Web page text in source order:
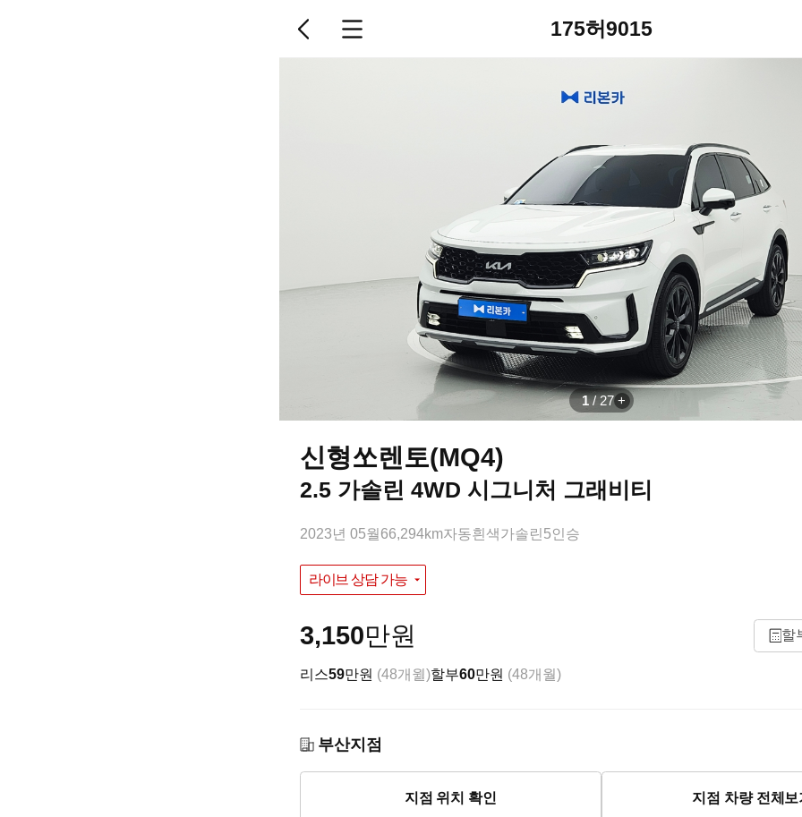
175허9015
1/27
신형쏘렌토(MQ4)
2.5 가솔린 4WD 시그니처 그래비티
2023년 05월 66,294km자동흰색가솔린 5인승
라이브 상담 가능
3,150만원 할
리스59만원 (48개월)할부60만원 (48개월)
부산지점
지점 위치 확인 지점 차량 전체보